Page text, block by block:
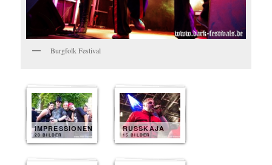
Burgfolk Festival
IMPRESSIONEN
20 BILDER
RUSSKAJA
15 BILDER